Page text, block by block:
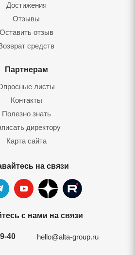
Достижения
Отзывы
Оставить отзыв
средств
Партнерам
листы
Контакты
Полезно знать
директору
Карта сайта
на связи
с нами на связи
40 hello@alta-group.ru